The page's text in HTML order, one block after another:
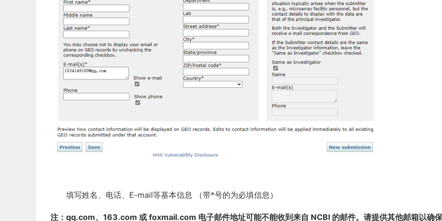
填写姓名、电话、E-mail等基本信息 （带*号的为必填信息）
注：qq.com、163.com 或 foxmail.com 电子邮件地址可能不能收到来自 NCBI 的邮件。请提供其他邮箱以确保